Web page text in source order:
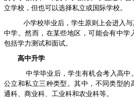
立学校，但也可以选择私立或国际学校。
小学校毕业后，学生原则上会进入
中学。然而，在某些地区，可能会有中学
包括学力测试和面试。
高中升学
中学毕业后，学生有机会考入高中
公立和私立三种类型。其中，不同类型的
通科、商业科、工业科和农业科等。